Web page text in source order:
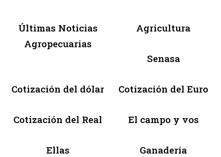
Últimas Noticias
Agropecuarias
Agricultura
Senasa
Cotización del dólar Cotización del Euro
Cotización del Real El campo y vos
Ellas Ganadería